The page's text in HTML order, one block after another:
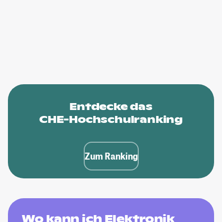
Entdecke das
CHE-Hochschulranking
Zum Ranking
Wo kann ich Elektronik